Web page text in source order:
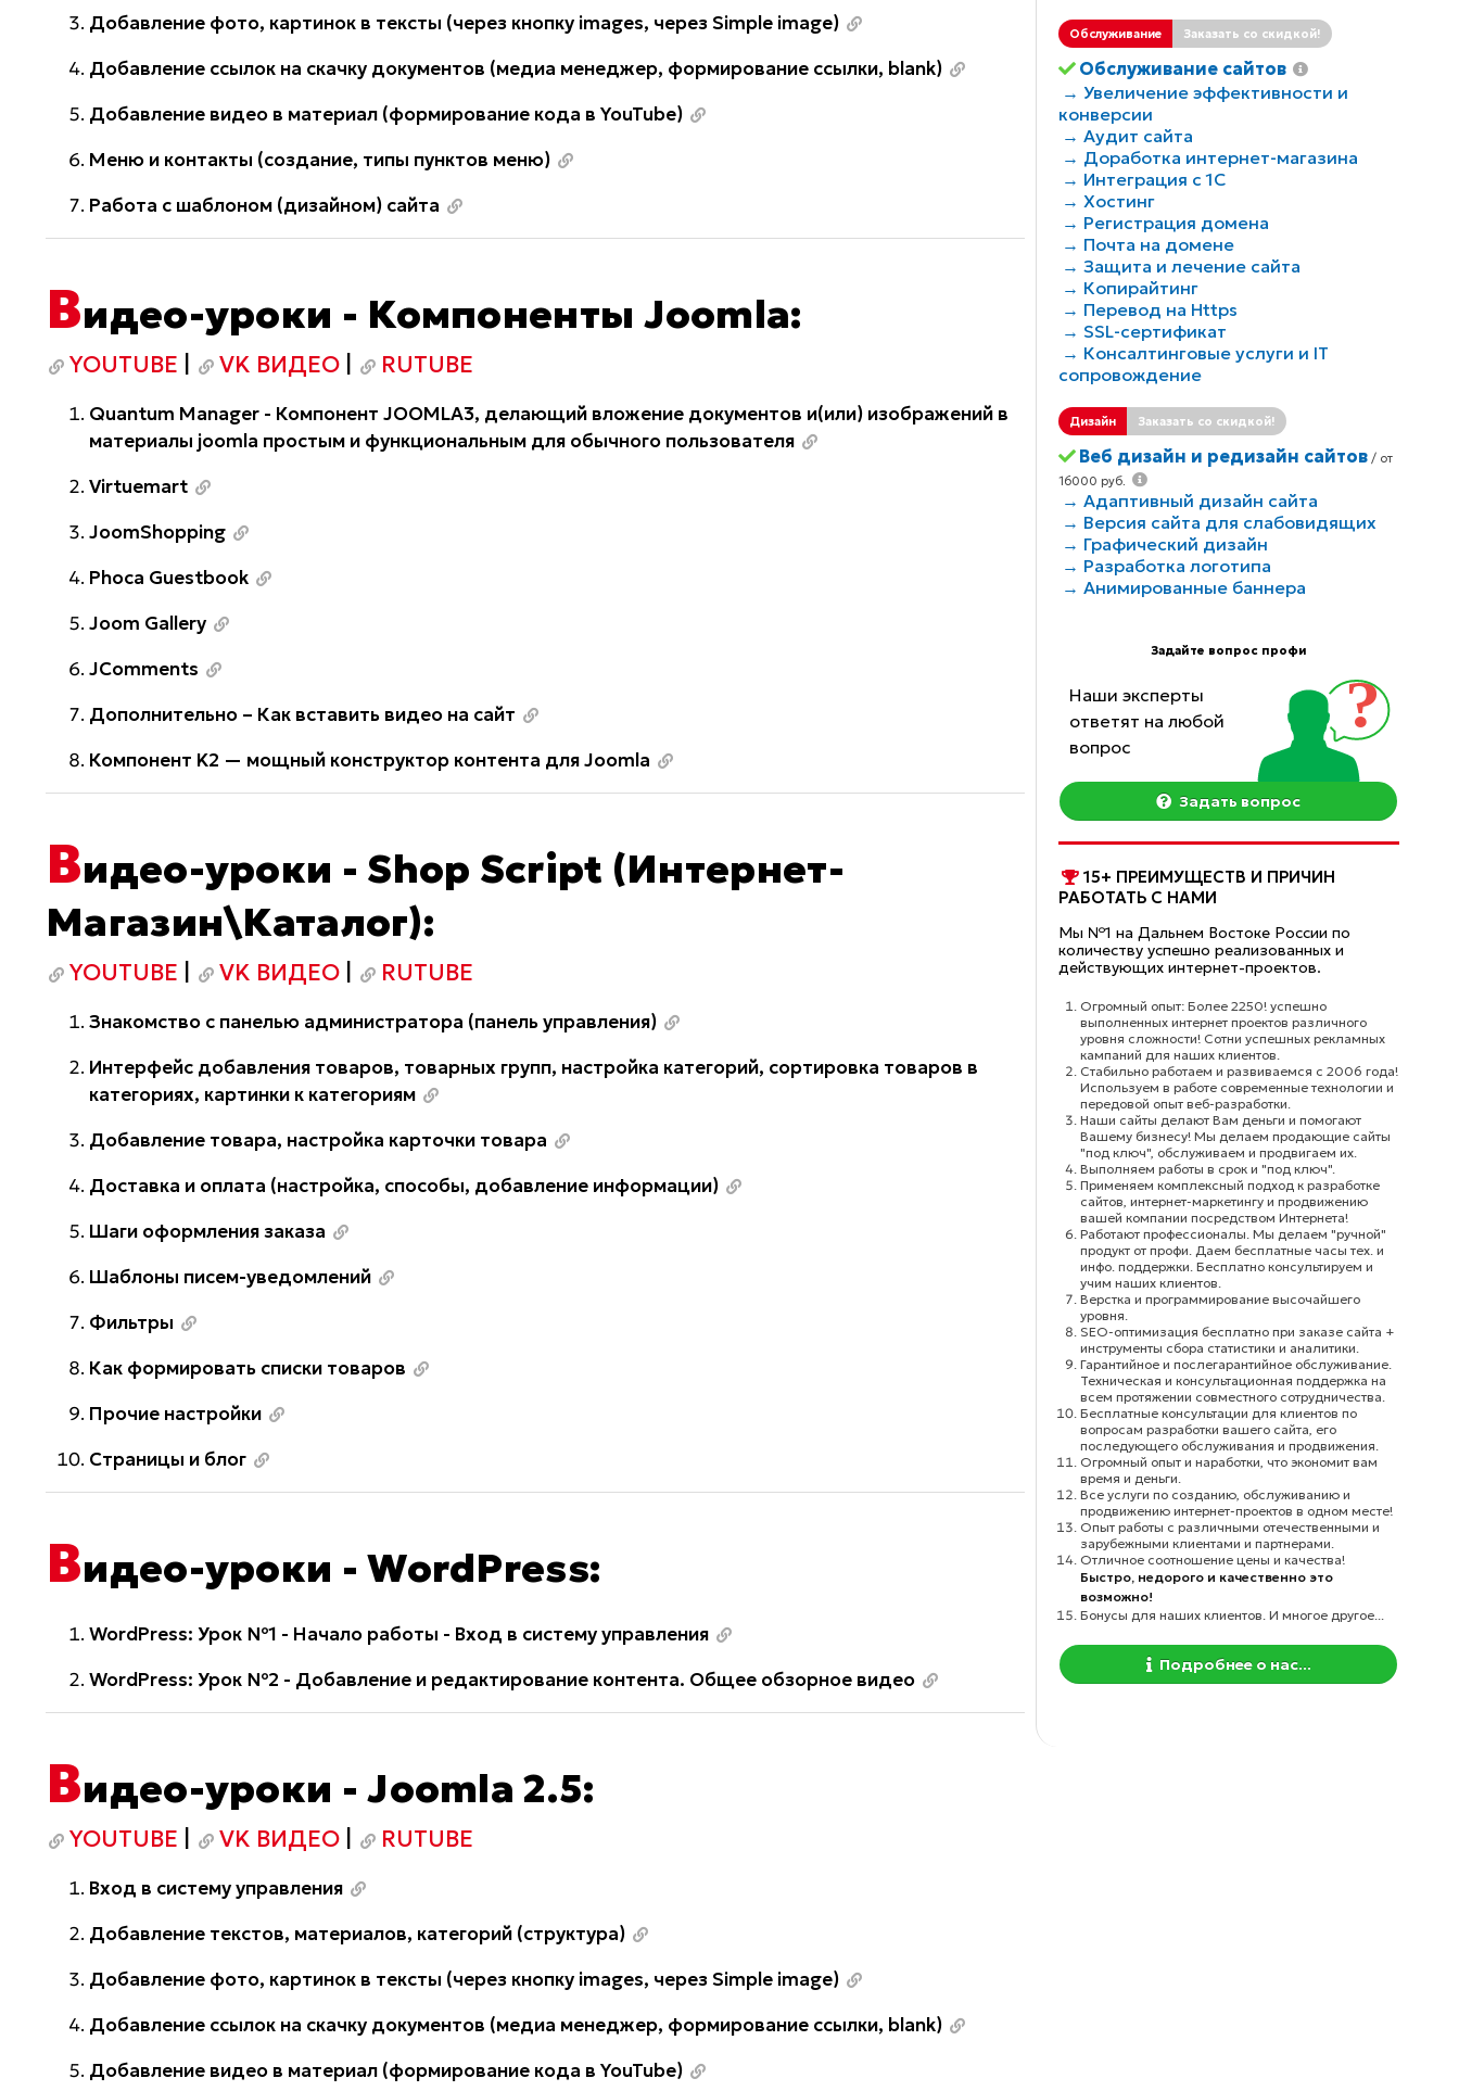
Добавление фото, картинок в тексты (через кнопку images, через Simple image)
Добавление ссылок на скачку документов (медиа менеджер, формирование ссылки, blank)
Добавление видео в материал (формирование кода в YouTube)
Меню и контакты (создание, типы пунктов меню)
Работа с шаблоном (дизайном) сайта
Видео-уроки - Компоненты Joomla:
YOUTUBE VK ВИДЕО RUTUBE
Quantum Manager - Компонент JOOMLA3, делающий вложение документов и(или) изображений в
материалы joomla простым и функциональным для обычного пользователя
Virtuemart
JoomShopping
Phoca Guestbook
Joom Gallery
JComments
Дополнительно – Как вставить видео на сайт
Компонент K2 — мощный конструктор контента для Joomla
Видео-уроки - Shop Script (Интернет-
Магазин\Каталог):
YOUTUBE VK ВИДЕО RUTUBE
Знакомство с панелью администратора (панель управления)
Интерфейс добавления товаров, товарных групп, настройка категорий, сортировка товаров в
категориях, картинки к категориям
Добавление товара, настройка карточки товара
Доставка и оплата (настройка, способы, добавление информации)
Шаги оформления заказа
Шаблоны писем-уведомлений
Фильтры
Как формировать списки товаров
Прочие настройки
Страницы и блог
Видео-уроки - WordPress:
WordPress: Урок №1 - Начало работы - Вход в систему управления
WordPress: Урок №2 - Добавление и редактирование контента. Общее обзорное видео
Видео-уроки - Joomla 2.5:
YOUTUBE VK ВИДЕО RUTUBE
Вход в систему управления
Добавление текстов, материалов, категорий (структура)
Добавление фото, картинок в тексты (через кнопку images, через Simple image)
Добавление ссылок на скачку документов (медиа менеджер, формирование ссылки, blank)
Добавление видео в материал (формирование кода в YouTube)
Обслуживание Заказать со скидкой!
Обслуживание сайтов
→ Увеличение эффективности и
конверсии
→ Аудит сайта
→ Доработка интернет-магазина
→ Интеграция с 1С
→ Хостинг
→ Регистрация домена
→ Почта на домене
→ Защита и лечение сайта
→ Копирайтинг
→ Перевод на Https
→ SSL-сертификат
→ Консалтинговые услуги и IT
сопровождение
Дизайн Заказать со скидкой!
Веб дизайн и редизайн сайтов/ от
16000 руб.
→ Адаптивный дизайн сайта
→ Версия сайта для слабовидящих
→ Графический дизайн
→ Разработка логотипа
→ Анимированные баннера
Задайте вопрос профи
Наши эксперты
ответят на любой
вопрос
Задать вопрос
15+ ПРЕИМУЩЕСТВ И ПРИЧИН
РАБОТАТЬ С НАМИ
Мы №1 на Дальнем Востоке России по
количеству успешно реализованных и
действующих интернет-проектов.
Огромный опыт: Более 2250! успешно
выполненных интернет проектов различного
уровня сложности! Сотни успешных рекламных
кампаний для наших клиентов.
Стабильно работаем и развиваемся с 2006 года!
Используем в работе современные технологии и
передовой опыт веб-разработки.
Наши сайты делают Вам деньги и помогают
Вашему бизнесу! Мы делаем продающие сайты
"под ключ", обслуживаем и продвигаем их.
Выполняем работы в срок и "под ключ".
Применяем комплексный подход к разработке
сайтов, интернет-маркетингу и продвижению
вашей компании посредством Интернета!
Работают профессионалы. Мы делаем "ручной"
продукт от профи. Даем бесплатные часы тех. и
инфо. поддержки. Бесплатно консультируем и
учим наших клиентов.
Верстка и программирование высочайшего
уровня.
SEO-оптимизация бесплатно при заказе сайта +
инструменты сбора статистики и аналитики.
Гарантийное и послегарантийное обслуживание.
Техническая и консультационная поддержка на
всем протяжении совместного сотрудничества.
Бесплатные консультации для клиентов по
вопросам разработки вашего сайта, его
последующего обслуживания и продвижения.
Огромный опыт и наработки, что экономит вам
время и деньги.
Все услуги по созданию, обслуживанию и
продвижению интернет-проектов в одном месте!
Опыт работы с различными отечественными и
зарубежными клиентами и партнерами.
Отличное соотношение цены и качества!
Быстро, недорого и качественно это
возможно!
Бонусы для наших клиентов. И многое другое...
Подробнее о нас...